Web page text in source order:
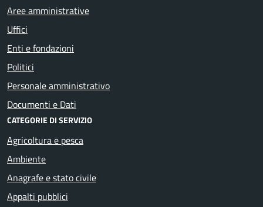
Aree amministrative
Uffici
Enti e fondazioni
Politici
Personale amministrativo
Documenti e Dati
CATEGORIE DI SERVIZIO
Agricoltura e pesca
Ambiente
Anagrafe e stato civile
Appalti pubblici